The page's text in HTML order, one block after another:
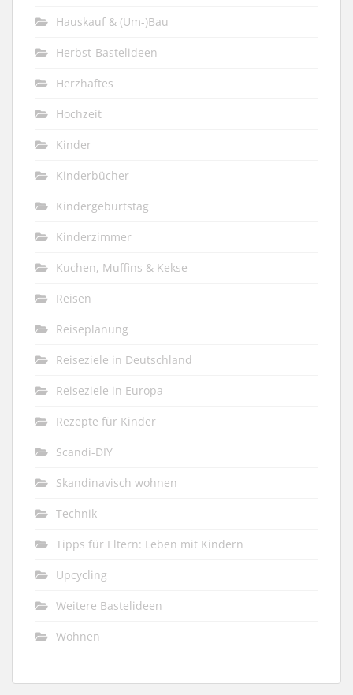
Hauskauf & (Um-)Bau
Herbst-Bastelideen
Herzhaftes
Hochzeit
Kinder
Kinderbücher
Kindergeburtstag
Kinderzimmer
Kuchen, Muffins & Kekse
Reisen
Reiseplanung
Reiseziele in Deutschland
Reiseziele in Europa
Rezepte für Kinder
Scandi-DIY
Skandinavisch wohnen
Technik
Tipps für Eltern: Leben mit Kindern
Upcycling
Weitere Bastelideen
Wohnen